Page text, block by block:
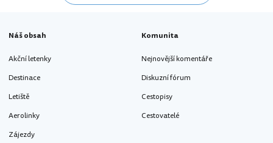
Náš obsah
Akční letenky
Destinace
Letiště
Aerolinky
Zájezdy
Komunita
Nejnovější komentáře
Diskuzní fórum
Cestopisy
Cestovatelé